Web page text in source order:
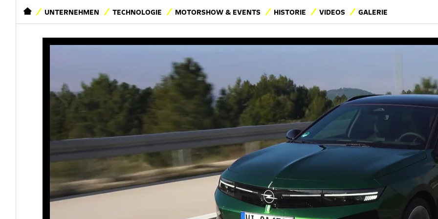
STARTSEITEUNTERNEHMEN TECHNOLOGIE MOTORSHOW & EVENTS HISTORIE VIDEOS GALERIE